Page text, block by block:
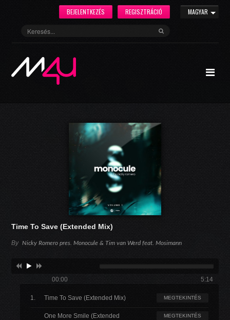
MAGYAR
REGISZTRÁCIÓ
BEJELENTKEZÉS
Time To Save (Extended Mix)
By Nicky Romero pres. Monocule & Tim van Werd feat. Mosimann
00:00 5:14
Time To Save (Extended Mix) MEGTEKINTÉS
One More Smile (Extended
MEGTEKINTÉS